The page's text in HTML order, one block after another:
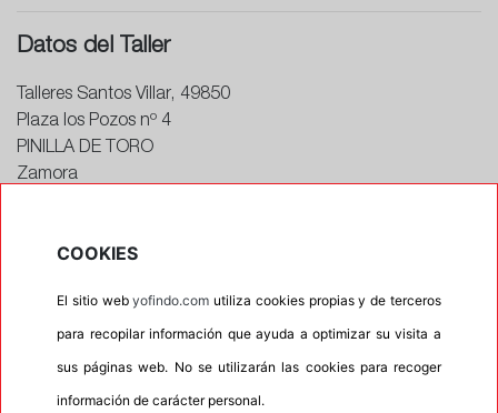
Datos del Taller
Talleres Santos Villar, 49850
Plaza los Pozos nº 4
PINILLA DE TORO
Zamora
Horario
Horario de apertura: 00:00
Aviso importante:
COOKIES
El sitio webyofindo.com utiliza cookies propias y de terceros
para recopilar información que ayuda a optimizar su visita a
sus páginas web. No se utilizarán las cookies para recoger
información de carácter personal.